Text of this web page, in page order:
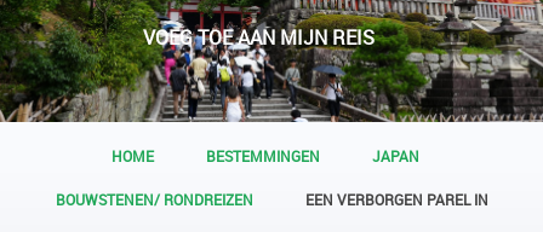
VOEG TOE AAN MIJN REIS
HOME BESTEMMINGEN JAPAN
BOUWSTENEN/ RONDREIZEN EEN VERBORGEN PAREL IN